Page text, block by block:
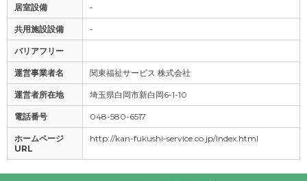
居室設備 -
共用施設設備 -
バリアフリー
運営事業者名 関東福祉サービス 株式会社
運営者所在地 埼玉県白岡市新白岡6-1-10
電話番号 048-580-6517
ホームページ
URL
http://kan-fukushi-service.co.jp/index.html